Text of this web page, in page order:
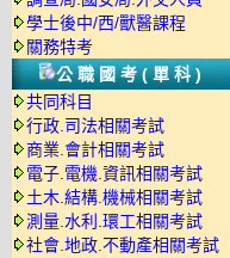
學士後中/西/獸醫課程
關務特考
公職國考(單科)
共同科目
行政.司法相關考試
商業.會計相關考試
電子.電機.資訊相關考試
土木.結構.機械相關考試
測量.水利.環工相關考試
社會.地政.不動產相關考試